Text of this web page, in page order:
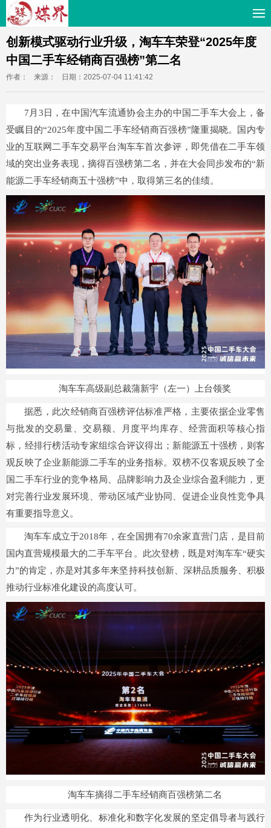
创新模式驱动行业升级，淘车车荣登“2025年度
中国二手车经销商百强榜”第二名
作者： 来源： 日期：2025-07-04 11:41:42
7月3日，在中国汽车流通协会主办的中国二手车大会上，备
受瞩目的“2025年度中国二手车经销商百强榜”隆重揭晓。国内专
业的互联网二手车交易平台淘车车首次参评，即凭借在二手车领
域的突出业务表现，摘得百强榜第二名，并在大会同步发布的“新
能源二手车经销商五十强榜”中，取得第三名的佳绩。
淘车车高级副总裁蒲新宇（左一）上台领奖
据悉，此次经销商百强榜评估标准严格，主要依据企业零售
与批发的交易量、交易额、月度平均库存、经营面积等核心指
标，经排行榜活动专家组综合评议得出；新能源五十强榜，则客
观反映了企业新能源二手车的业务指标。双榜不仅客观反映了全
国二手车行业的竞争格局、品牌影响力及企业综合盈利能力，更
对完善行业发展环境、带动区域产业协同、促进企业良性竞争具
有重要指导意义。
淘车车成立于2018年，在全国拥有70余家直营门店，是目前
国内直营规模最大的二手车平台。此次登榜，既是对淘车车“硬实
力”的肯定，亦是对其多年来坚持科技创新、深耕品质服务、积极
推动行业标准化建设的高度认可。
淘车车摘得二手车经销商百强榜第二名
作为行业透明化、标准化和数字化发展的坚定倡导者与践行